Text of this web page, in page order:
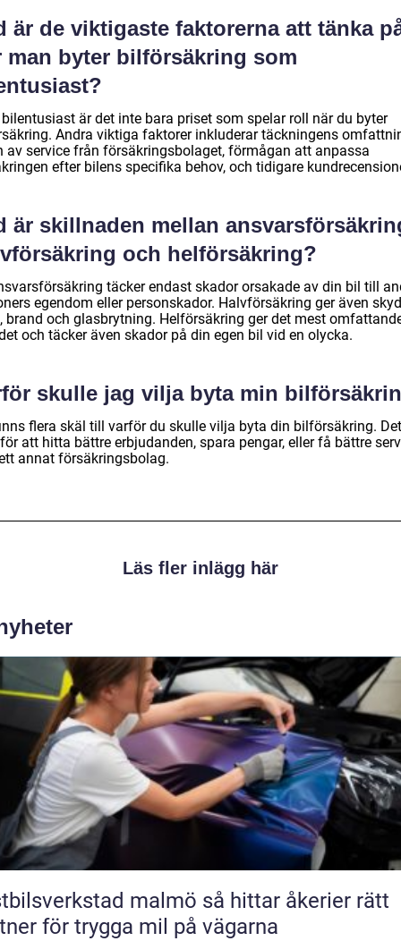
är de viktigaste faktorerna att tänka
man byter bilförsäkring som
är det inte bara priset som spelar roll när du byter
Andra viktiga faktorer inkluderar täckningens
av service från försäkringsbolaget, förmågan att anpassa
efter bilens specifika behov, och tidigare
är skillnaden mellan
och helförsäkring?
täcker endast skador orsakade av din bil till
egendom eller personskador. Halvförsäkring ger även
brand och glasbrytning. Helförsäkring ger det mest
och täcker även skador på din egen bil vid en olycka.
skulle jag vilja byta min
flera skäl till varför du skulle vilja byta din bilförsäkring.
att hitta bättre erbjudanden, spara pengar, eller få bättre
annat försäkringsbolag.
Läs fler inlägg här
malmö så hittar åkerier rätt
för trygga mil på vägarna